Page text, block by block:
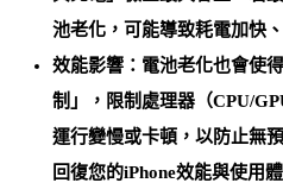
池老化 ，可能導致耗電加快
效能影響：電池老化也會使
制」，限制處理器（CPU/
運行變慢或卡頓，以防止無
回復您的iPhone效能與使用